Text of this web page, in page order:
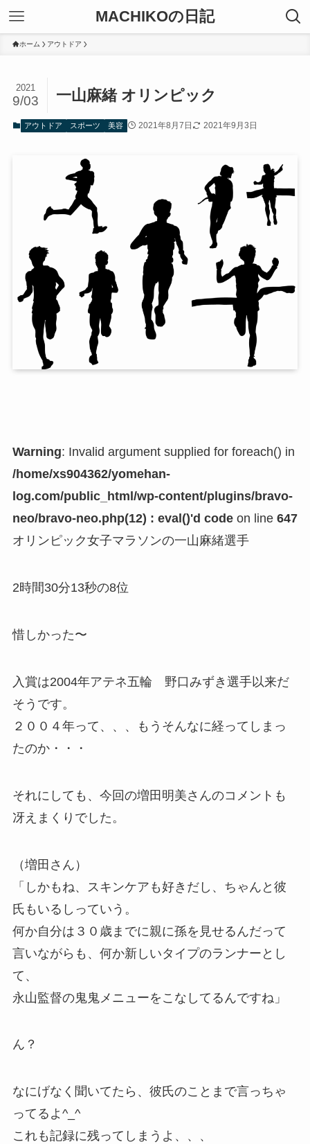
MACHIKOの日記
ホーム アウトドア
一山麻緒 オリンピック
2021
9/03
アウトドア スポーツ 美容 2021年8月7日 2021年9月3日
Warning: Invalid argument supplied for foreach() in
/home/xs904362/yomehan-
log.com/public_html/wp-content/plugins/bravo-
neo/bravo-neo.php(12) : eval()'d codeon line 647
オリンピック女子マラソンの一山麻緒選手
2時間30分13秒の8位
惜しかった〜
入賞は2004年アテネ五輪 野口みずき選手以来だ
そうです。
２００４年って、、、もうそんなに経ってしまっ
たのか・・・
それにしても、今回の増田明美さんのコメントも
冴えまくりでした。
（増田さん）
「 しかもね、スキンケアも好きだし、ちゃんと彼
氏もいるしっていう。
何か自分は３０歳までに親に孫を見せるんだって
言いながらも、何か新しいタイプのランナーとし
て、
永山監督の鬼鬼メニューをこなしてるんですね」
ん？
なにげなく聞いてたら、彼氏のことまで言っちゃ
ってるよ^_^
これも記録に残ってしまうよ、、、